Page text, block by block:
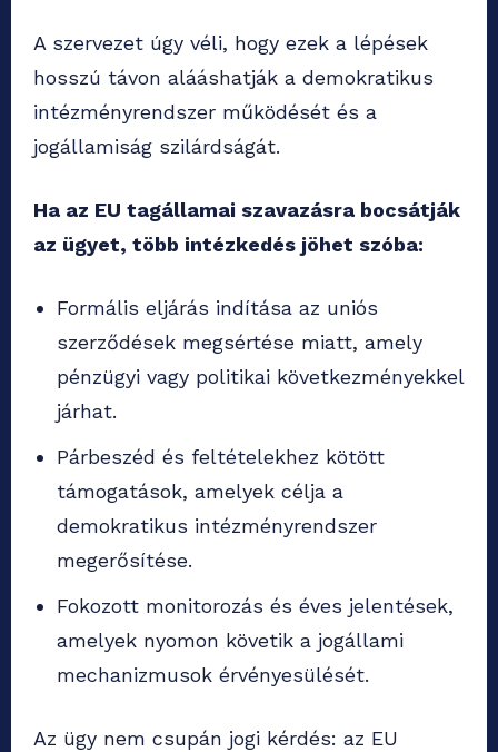
A szervezet úgy véli, hogy ezek a lépések
hosszú távon alááshatják a demokratikus
intézményrendszer működését és a
jogállamiság szilárdságát.
Ha az EU tagállamai szavazásra bocsátják
az ügyet, több intézkedés jöhet szóba:
Formális eljárás indítása az uniós
szerződések megsértése miatt, amely
pénzügyi vagy politikai következményekkel
járhat.
Párbeszéd és feltételekhez kötött
támogatások, amelyek célja a
demokratikus intézményrendszer
megerősítése.
Fokozott monitorozás és éves jelentések,
amelyek nyomon követik a jogállami
mechanizmusok érvényesülését.
Az ügy nem csupán jogi kérdés: az EU